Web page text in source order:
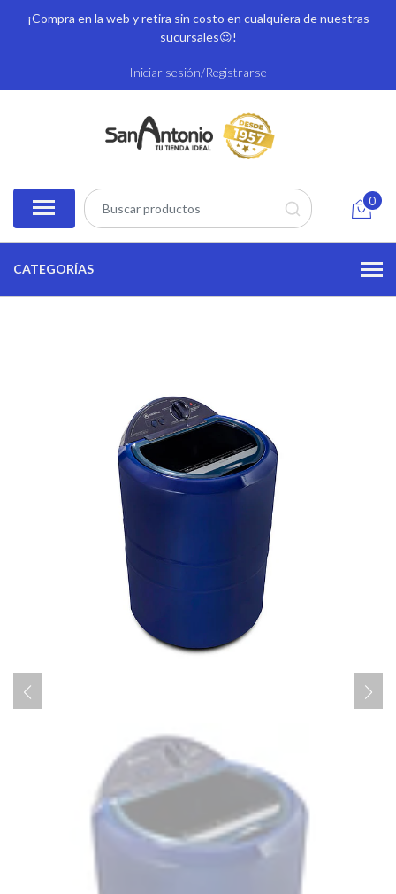
¡Compra en la web y retira sin costo en cualquiera de nuestras
sucursales😍!
Iniciar sesión/Registrarse
0
CATEGORÍAS